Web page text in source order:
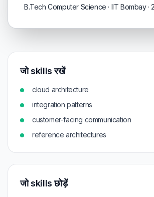
B.Tech Computer Science · IIT Bombay ·
जो skills रखें
cloud architecture
integration patterns
customer-facing communication
reference architectures
जो skills छोड़ें